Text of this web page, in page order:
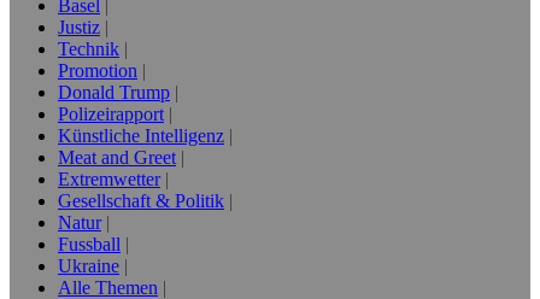
Basel
Justiz
Technik
Promotion
Donald Trump
Polizeirapport
Künstliche Intelligenz
Meat and Greet
Extremwetter
Gesellschaft & Politik
Natur
Fussball
Ukraine
Alle Themen